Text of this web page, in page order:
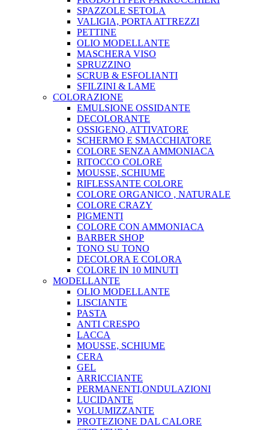
SPAZZOLE SETOLA
VALIGIA, PORTA ATTREZZI
PETTINE
OLIO MODELLANTE
MASCHERA VISO
SPRUZZINO
SCRUB & ESFOLIANTI
SFILZINI & LAME
COLORAZIONE
EMULSIONE OSSIDANTE
DECOLORANTE
OSSIGENO, ATTIVATORE
SCHERMO E SMACCHIATORE
COLORE SENZA AMMONIACA
RITOCCO COLORE
MOUSSE, SCHIUME
RIFLESSANTE COLORE
COLORE ORGANICO , NATURALE
COLORE CRAZY
PIGMENTI
COLORE CON AMMONIACA
BARBER SHOP
TONO SU TONO
DECOLORA E COLORA
COLORE IN 10 MINUTI
MODELLANTE
OLIO MODELLANTE
LISCIANTE
PASTA
ANTI CRESPO
LACCA
MOUSSE, SCHIUME
CERA
GEL
ARRICCIANTE
PERMANENTI,ONDULAZIONI
LUCIDANTE
VOLUMIZZANTE
PROTEZIONE DAL CALORE